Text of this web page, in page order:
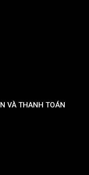
VÀ THANH TOÁN